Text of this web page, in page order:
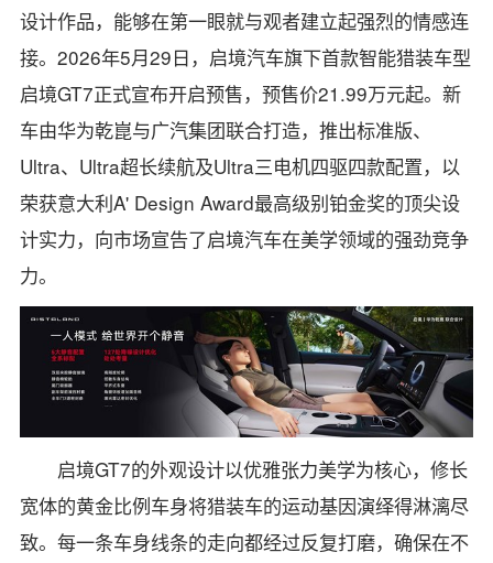
设计作品，能够在第一眼就与观者建立起强烈的情感连
接。2026年5月29日，启境汽车旗下首款智能猎装车型
启境GT7正式宣布开启预售，预售价21.99万元起。新
车由华为乾崑与广汽集团联合打造，推出标准版、
Ultra、Ultra超长续航及Ultra三电机四驱四款配置，以
荣获意大利A' Design Award最高级别铂金奖的顶尖设
计实力，向市场宣告了启境汽车在美学领域的强劲竞争
力。
启境GT7的外观设计以优雅张力美学为核心，修长
宽体的黄金比例车身将猎装车的运动基因演绎得淋漓尽
致。每一条车身线条的走向都经过反复打磨，确保在不